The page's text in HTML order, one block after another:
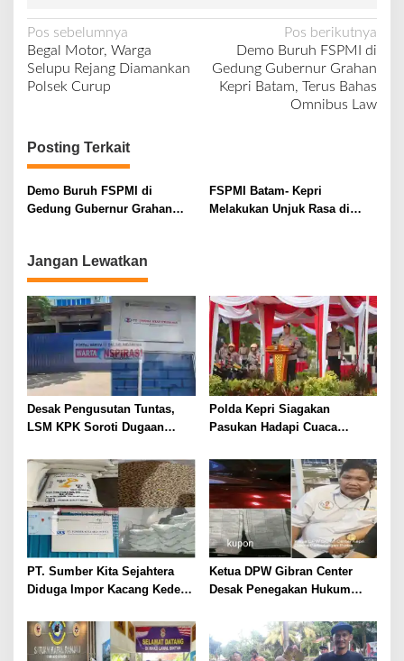
N
a
v
g
a
s
i
o
s
Pos sebelumnya
Begal Motor, Warga
Selupu Rejang Diamankan
Polsek Curup
Pos berikutnya
Demo Buruh FSPMI di
Gedung Gubernur Grahan
Kepri Batam, Terus Bahas
Omnibus Law
Posting Terkait
Demo Buruh FSPMI di
Gedung Gubernur Grahan
FSPMI Batam- Kepri
Melakukan Unjuk Rasa di
Jangan Lewatkan
Desak Pengusutan Tuntas,
LSM KPK Soroti Dugaan
Polda Kepri Siagakan
Pasukan Hadapi Cuaca
PT. Sumber Kita Sejahtera
Diduga Impor Kacang Kedelai
Ketua DPW Gibran Center
Desak Penegakan Hukum